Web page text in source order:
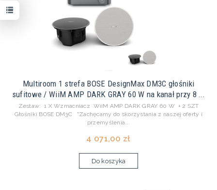
Multiroom 1 strefa BOSE DesignMax DM3C głośniki
sufitowe / WiiM AMP DARK GRAY 60 W na kanał przy 8 ...
Zestaw: 1 X Wzmacniacz WiiM AMP DARK GRAY 60 W + 2 SZT
Głośniki BOSE DM3C "Zachęcamy do skorzystania z naszej oferty i
przemyślenia...
4 071,00 zł
Do koszyka